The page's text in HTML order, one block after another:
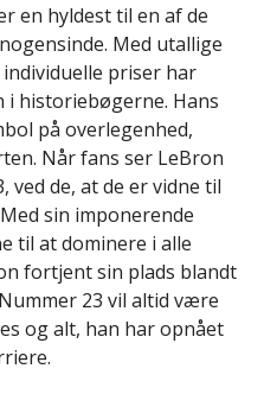
en hyldest til en af de
Med utallige
priser har
i historiebøgerne. Hans
på overlegenhed,
Når fans ser LeBron
de, at de er vidne til
sin imponerende
til at dominere i alle
fortjent sin plads blandt
23 vil altid være
og alt, han har opnået